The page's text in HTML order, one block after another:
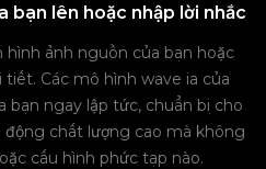
bạn lên hoặc nhập lời nhắc
hình ảnh nguồn của bạn hoặc
tiết. Các mô hình wave ia của
bạn ngay lập tức, chuẩn bị cho
chất lượng cao mà không
cấu hình phức tạp nào.